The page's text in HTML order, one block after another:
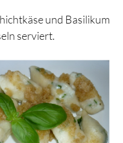
und Basilikum
serviert.